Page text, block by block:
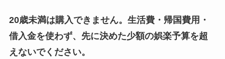
20歳未満は購入できません。生活費・帰国費用・
借入金を使わず、先に決めた少額の娯楽予算を超
えないでください。